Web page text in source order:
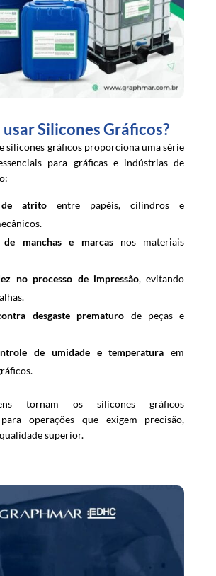
Silicones Gráficos?
silicones gráficos proporciona uma série
para gráficas e indústrias de
de atritoentre papéis, cilindros e
de manchas e marcasnos materiais
no processo de impressão, evitando
desgaste prematuro de peças e
de umidade e temperatura em
tornam os silicones gráficos
para operações que exigem precisão,
superior.